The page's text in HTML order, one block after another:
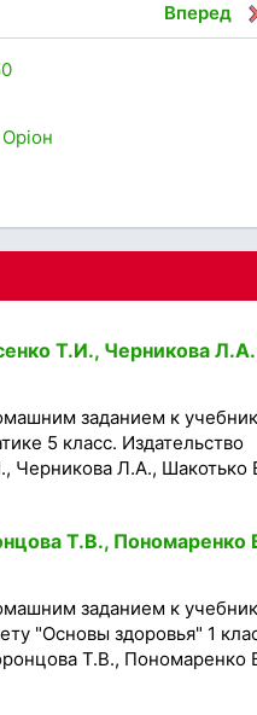
Вперед
Оріон
Т.И., Черникова
заданием к
5 класс. Издательство
Черникова Л.А., Шакотько
Т.В., Пономаренко
заданием к
"Основы здоровья" 1
Т.В., Пономаренко